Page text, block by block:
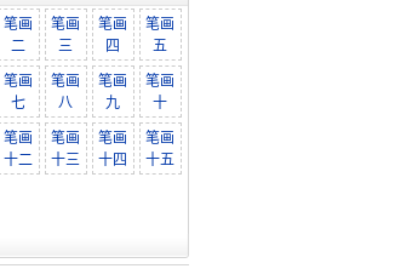
笔画
二
笔画
三
笔画
四
笔画
五
笔画
七
笔画
八
笔画
九
笔画
十
笔画
十二
笔画
十三
笔画
十四
笔画
十五